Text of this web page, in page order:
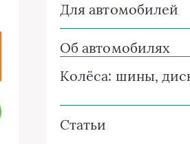
Для автомобилей
Об автомобилях
Колёса: шины,
Статьи